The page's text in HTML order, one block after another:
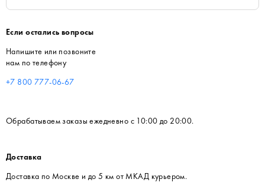
Если остались вопросы
Напишите или позвоните
нам по телефону
+7 800 777-06-67
Обрабатываем заказы ежедневно с 10:00 до 20:00.
Доставка
Доставка по Москве и до 5 км от МКАД курьером.